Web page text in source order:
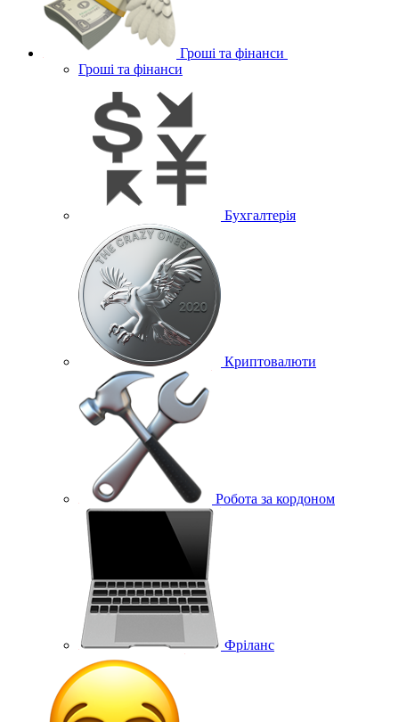
Гроші та фінанси
Гроші та фінанси
Бухгалтерія
Криптовалюти
Робота за кордоном
Фріланс